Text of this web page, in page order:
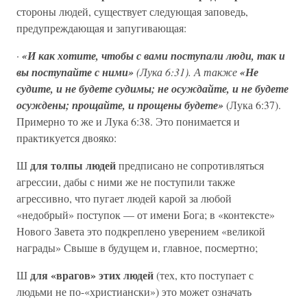
стороны людей, существует следующая заповедь,
предупреждающая и запугивающая:
· «И как хотите, чтобы с вами поступали люди, так и
вы поступайте с ними»(Лука 6:31). А также«Не
судите, и не будете судимы; не осуждайте, и не будете
осуждены; прощайте, и прощены будете»(Лука 6:37).
Примерно то же и Лука 6:38. Это понимается и
практикуется двояко:
Шдля толпы людейпредписано не сопротивляться
агрессии, дабы с ними же не поступили также
агрессивно, что пугает людей карой за любой
«недобрый» поступок — от имени Бога; в «контексте»
Нового Завета это подкреплено уверением «великой
награды» Свыше в будущем и, главное, посмертно;
Шдля «врагов» этих людей(тех, кто поступает с
людьми не по-«христиански») это может означать